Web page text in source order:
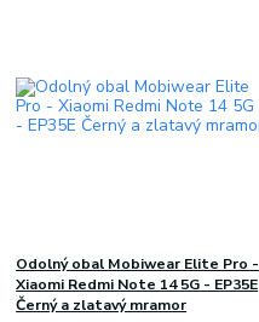
Odolný obal Mobiwear Elite Pro -
Xiaomi Redmi Note 14 5G - EP35E
Černý a zlatavý mramor